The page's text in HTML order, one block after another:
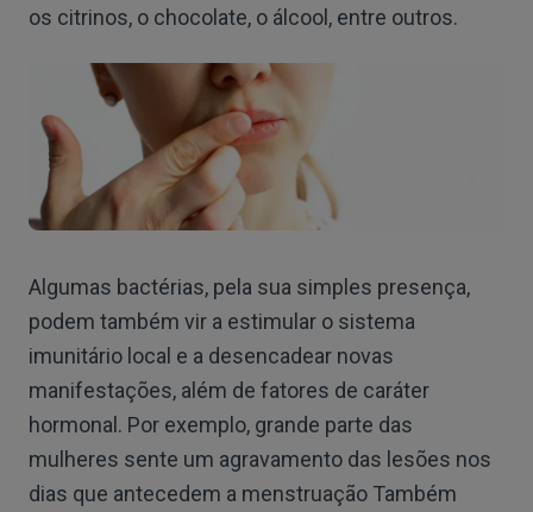
os citrinos, o chocolate, o álcool, entre outros.
Algumas bactérias, pela sua simples presença,
podem também vir a estimular o sistema
imunitário local e a desencadear novas
manifestações, além de fatores de caráter
hormonal. Por exemplo, grande parte das
mulheres sente um agravamento das lesões nos
dias que antecedem a menstruação Também